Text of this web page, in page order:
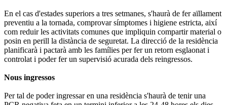
En el cas d'estades superiors a tres setmanes, s'haurà de fer aïllament
preventiu a la tornada, comprovar símptomes i higiene estricta, així
com reduir les activitats comunes que impliquin compartir material o
posin en perill la distància de seguretat. La direcció de la residència
planificarà i pactarà amb les famílies per fer un retorn esglaonat i
controlat i poder fer un supervisió acurada dels reingressos.
Nous ingressos
Per tal de poder ingressar en una residència s'haurà de tenir una